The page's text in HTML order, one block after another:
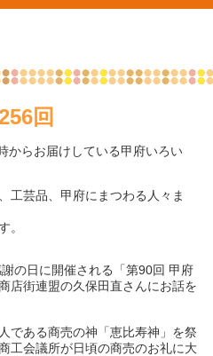
回
からお届けしている甲府いろい
工芸品、甲府にまつわる人々ま
。
の日に開催される「第90回 甲府
店街連盟の久保田直さんにお話を
である商売の神「恵比寿神」を祭
工会議所が日頃の商売のお礼に大